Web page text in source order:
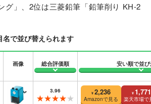
グ」、2位は三菱鉛筆「鉛筆削り KH-2
名で並び替えられます
画像 総合評価順 安い順で並
3.96 ¥ 2,236
Amazonで見る
¥ 1,771
楽天市場で